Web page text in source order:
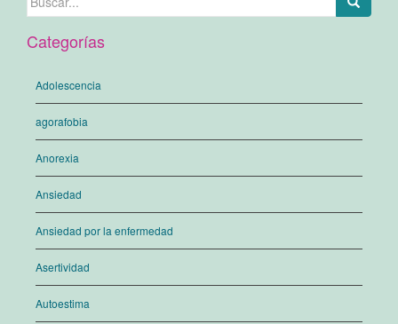
Categorías
Adolescencia
agorafobia
Anorexia
Ansiedad
Ansiedad por la enfermedad
Asertividad
Autoestima